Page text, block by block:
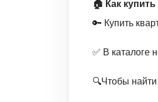
🏠 Как
🔑 Купить
✅ В каталоге
🔍Чтобы